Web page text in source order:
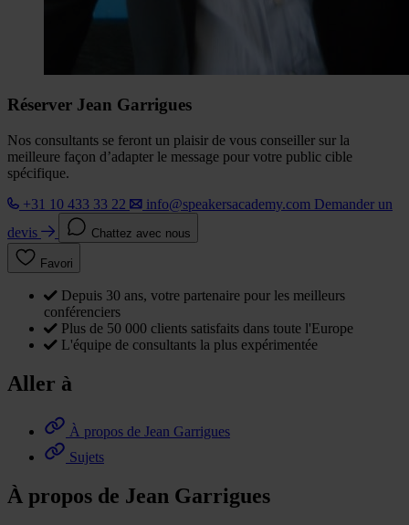
Réserver Jean Garrigues
Nos consultants se feront un plaisir de vous conseiller sur la
meilleure façon d’adapter le message pour votre public cible
spécifique.
+31 10 433 33 22
info@speakersacademy.com Demander un
devis
Chattez avec nous
Favori
Depuis 30 ans, votre partenaire pour les meilleurs
conférenciers
Plus de 50 000 clients satisfaits dans toute l'Europe
L'équipe de consultants la plus expérimentée
Aller à
À propos de Jean Garrigues
Sujets
À propos de Jean Garrigues